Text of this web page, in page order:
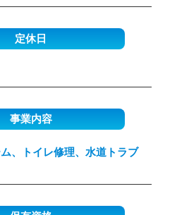
定休日
事業内容
、トイレ修理、水道トラブ